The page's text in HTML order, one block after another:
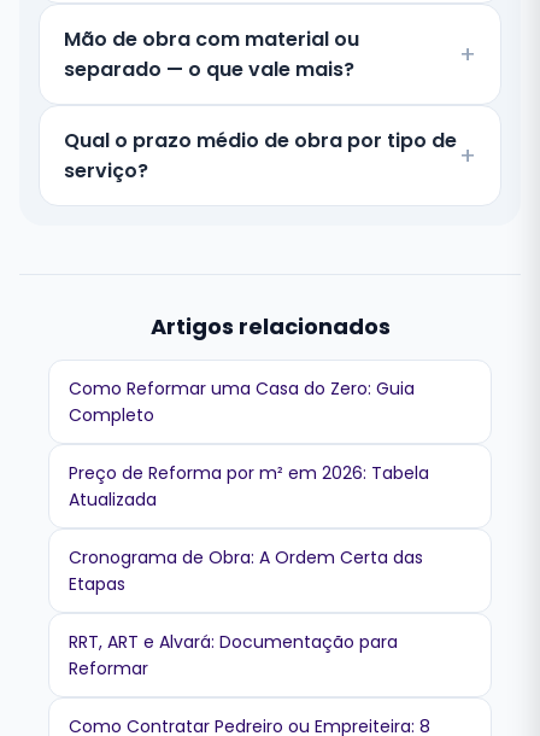
Mão de obra com material ou
separado — o que vale mais?
Qual o prazo médio de obra por tipo de
serviço?
Artigos relacionados
Como Reformar uma Casa do Zero: Guia
Completo
Preço de Reforma por m² em 2026: Tabela
Atualizada
Cronograma de Obra: A Ordem Certa das
Etapas
RRT, ART e Alvará: Documentação para
Reformar
Como Contratar Pedreiro ou Empreiteira: 8